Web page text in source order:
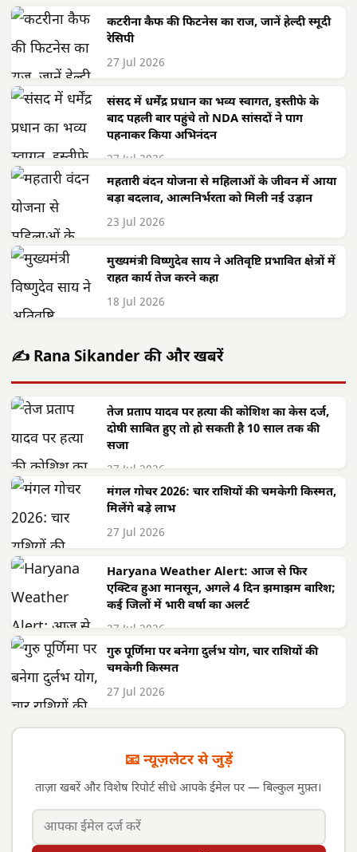
कटरीना कैफ की फिटनेस का राज, जानें हेल्दी स्मूदी
रेसिपी
27 Jul 2026
संसद में धर्मेंद्र प्रधान का भव्य स्वागत, इस्तीफे के
बाद पहली बार पहुंचे तो NDA सांसदों ने पाग
पहनाकर किया अभिनंदन
27 Jul 2026
महतारी वंदन योजना से महिलाओं के जीवन में आया
बड़ा बदलाव, आत्मनिर्भरता को मिली नई उड़ान
23 Jul 2026
मुख्यमंत्री विष्णुदेव साय ने अतिवृष्टि प्रभावित क्षेत्रों में
राहत कार्य तेज करने कहा
18 Jul 2026
✍️ Rana Sikander की और खबरें
तेज प्रताप यादव पर हत्या की कोशिश का केस दर्ज,
दोषी साबित हुए तो हो सकती है 10 साल तक की
सजा
27 Jul 2026
मंगल गोचर 2026: चार राशियों की चमकेगी किस्मत,
मिलेंगे बड़े लाभ
27 Jul 2026
Haryana Weather Alert: आज से फिर
एक्टिव हुआ मानसून, अगले 4 दिन झमाझम बारिश;
कई जिलों में भारी वर्षा का अलर्ट
27 Jul 2026
गुरु पूर्णिमा पर बनेगा दुर्लभ योग, चार राशियों की
चमकेगी किस्मत
27 Jul 2026
📧 न्यूज़लेटर से जुड़ें
ताज़ा खबरें और विशेष रिपोर्ट सीधे आपके ईमेल पर — बिल्कुल मुफ़्त।